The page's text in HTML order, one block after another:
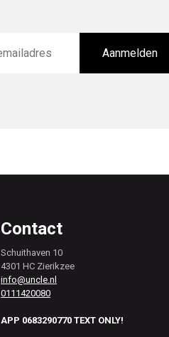
Aanmelden
Contact
Schuithaven 10
4301 HC Zierikzee
info@uncle.nl
0111420080
APP 0683290770 TEXT ONLY!